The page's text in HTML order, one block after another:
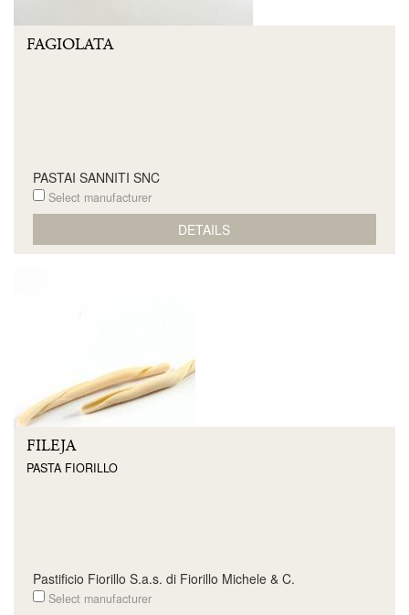
FAGIOLATA
PASTAI SANNITI SNC
Select manufacturer
DETAILS
FILEJA
PASTA FIORILLO
Pastificio Fiorillo S.a.s. di Fiorillo Michele & C.
Select manufacturer